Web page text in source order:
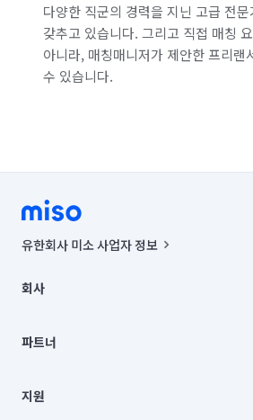
다양한 직군의 경력을 지닌 고급 전
갖추고 있습니다. 그리고 직접 매칭
아니라, 매칭매니저가 제안한 프리랜
수 있습니다.
유한회사 미소 사업자 정보
00019 |
주소 | 본사: 서울특별시 종로구 율곡로 6(중학
컨택센터 : 서울특별시 종로구 수송동 율곡로
상품, 상품정보, 거래에 관한 의무와 책임은 거
언론 보도 관련 문의:
회사
채용
파트너
이사
지원